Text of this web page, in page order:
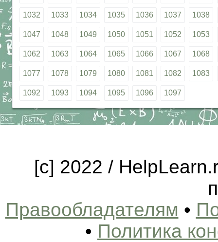
1032 1033 1034 1035 1036 1037 1038
1047 1048 1049 1050 1051 1052 1053
1062 1063 1064 1065 1066 1067 1068
1077 1078 1079 1080 1081 1082 1083
1092 1093 1094 1095 1096 1097
[c] 2022 /
Правообладателям •
• Политика